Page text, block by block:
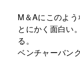
M＆Aにこのよう
とにかく面白い
る。
ベンチャーバン